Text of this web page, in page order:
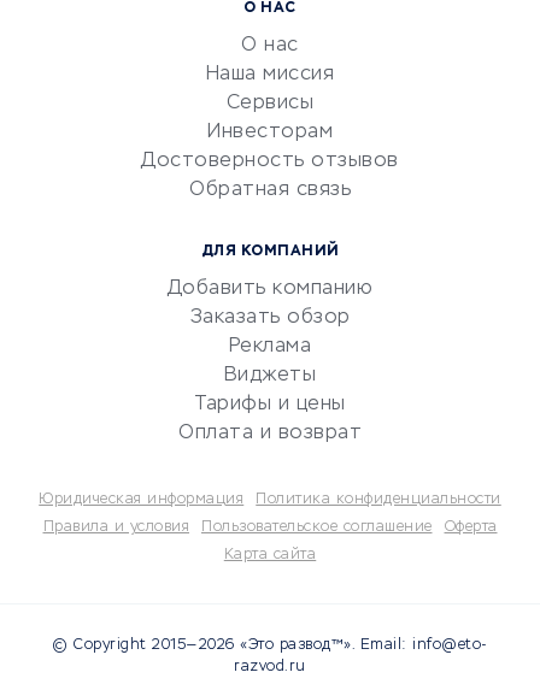
документооборот
Юридические компании
Бухгалтерия онлайн
Потребительские кредиты
О НАС
О нас
Наша миссия
Сервисы
Инвесторам
Достоверность отзывов
Обратная связь
ДЛЯ КОМПАНИЙ
Добавить компанию
Заказать обзор
Реклама
Виджеты
Тарифы и цены
Оплата и возврат
Юридическая информация
Политика конфиденциальности
Правила и условия
Пользовательское соглашение
Оферта
Карта сайта
© Copyright 2015—2026 «Это развод™». Email: info@eto-
razvod.ru